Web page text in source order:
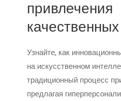
привлечения
Узнайте, как
на искусственном
традиционный процесс
предлагая